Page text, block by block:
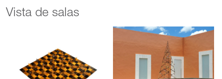
Vista de salas